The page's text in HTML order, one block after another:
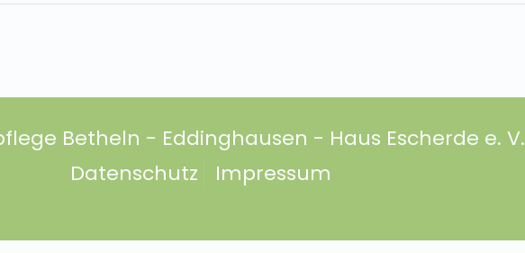
Betheln - Eddinghausen - Haus Escherde e. V.
Datenschutz
Impressum